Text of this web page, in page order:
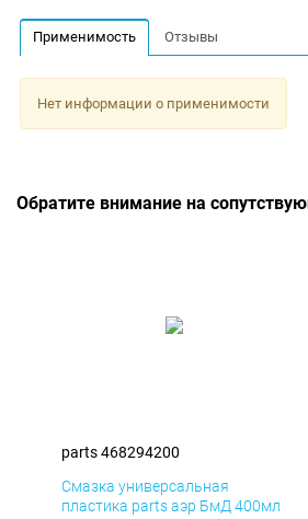
Применимость Отзывы
Нет информации о применимости
Обратите внимание на
parts 468294200
Смазка универсальная
пластика parts аэр БмД 400мл